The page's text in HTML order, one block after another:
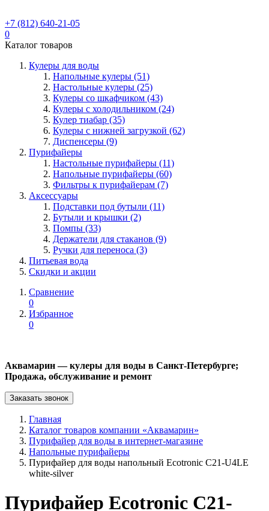
+7 (812) 640-21-05
0
Каталог товаров
Кулеры для воды
Напольные кулеры (51)
Настольные кулеры (25)
Кулеры со шкафчиком (43)
Кулеры с холодильником (24)
Кулер тиабар (35)
Кулеры с нижней загрузкой (62)
Диспенсеры (9)
Пурифайеры
Настольные пурифайеры (11)
Напольные пурифайеры (60)
Фильтры к пурифайерам (7)
Аксессуары
Подставки под бутыли (11)
Бутыли и крышки (2)
Помпы (33)
Держатели для стаканов (9)
Ручки для переноса (3)
Питьевая вода
Скидки и акции
Сравнение
0
Избранное
0
Аквамарин — кулеры для воды в Санкт-Петербурге;
Продажа, обслуживание и ремонт
Заказать звонок
Главная
Каталог товаров компании «Аквамарин»
Пурифайер для воды в интернет-магазине
Напольные пурифайеры
Пурифайер для воды напольный Ecotronic C21-U4LE
white-silver
Пурифайер Ecotronic C21-